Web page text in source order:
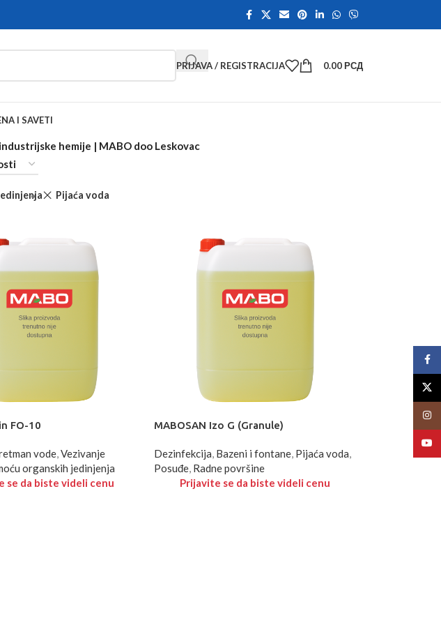
PRIJAVA / REGISTRACIJA 0.00РСД
I SAVETI
hemije | MABO doo Leskovac
Pijaća voda
FO-10
vode,Vezivanje
organskih jedinjenja
se da biste videli cenu
MABOSAN Izo G (Granule)
Dezinfekcija, Bazeni i fontane, Pijaća voda,
Posuđe, Radne površine
Prijavite se da biste videli cenu